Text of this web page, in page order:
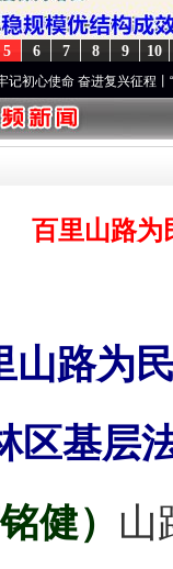
10
9
8
7
6
5
进复兴征程丨“转折之城”激
百里山路为
山路为
基层
） 山